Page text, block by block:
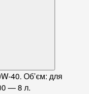
40. Об’єм: для
— 8 л.